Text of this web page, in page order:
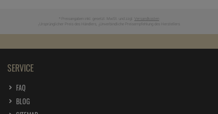
* Preisangaben inkl. gesetzl. MwSt. und zzgl. Versandkosten
Ursprünglicher Preis des Händlers, Unverbindliche Preisempfehlung des Herstellers
SERVICE
FAQ
BLOG